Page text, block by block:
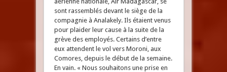
sont rassemblés devant le siège de la
compagnie à Analakely. Ils étaient venus
pour plaider leur cause à la suite de la
grève des employés. Certains d’entre
eux attendent le vol vers Moroni, aux
Comores, depuis le début de la semaine.
En vain. « Nous souhaitons une prise en